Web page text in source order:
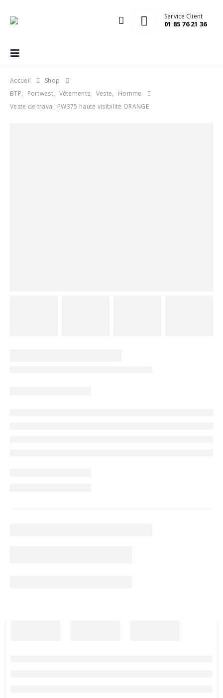
Service Client
01 85 76 21 36
Accueil
Shop
BTP, Portwest, Vêtements, Veste,
Homme
Veste de travail PW375 haute visibilité ORANGE